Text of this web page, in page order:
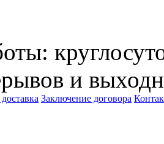
и
Заключение договора